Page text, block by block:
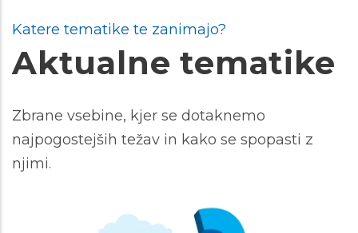
Katere tematike te zanimajo?
Aktualne tematike
Zbrane vsebine, kjer se dotaknemo
najpogostejših težav in kako se spopasti z
njimi.